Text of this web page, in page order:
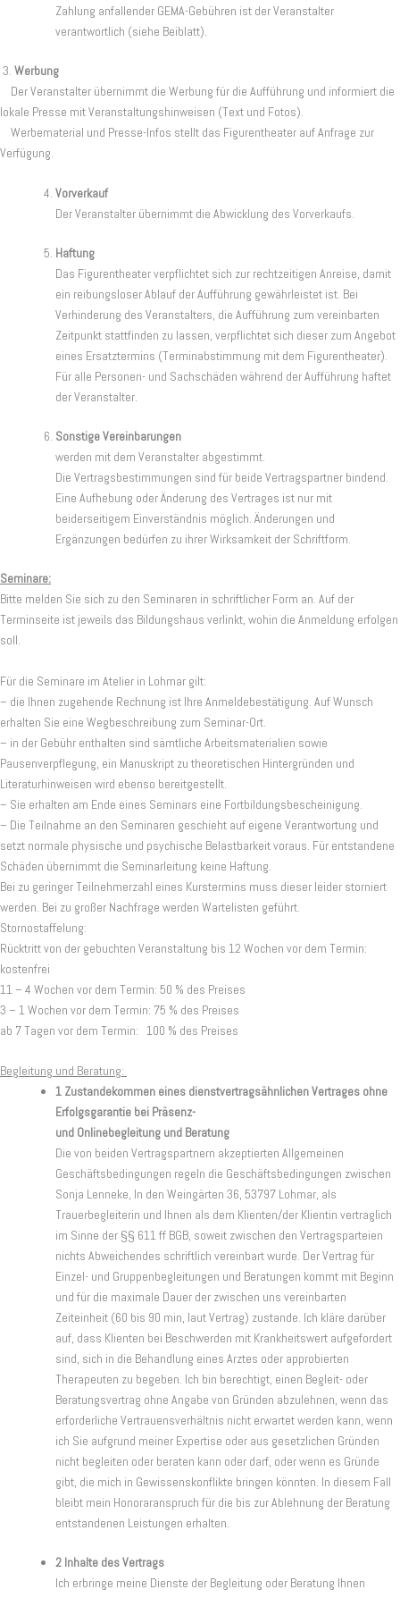
Zahlung anfallender GEMA-Gebühren ist der Veranstalter
verantwortlich (siehe Beiblatt).
3. Werbung
Der Veranstalter übernimmt die Werbung für die Aufführung und informiert die
lokale Presse mit Veranstaltungshinweisen (Text und Fotos).
Werbematerial und Presse-Infos stellt das Figurentheater auf Anfrage zur
Verfügung.
Vorverkauf
Der Veranstalter übernimmt die Abwicklung des Vorverkaufs.
Haftung
Das Figurentheater verpflichtet sich zur rechtzeitigen Anreise, damit
ein reibungsloser Ablauf der Aufführung gewährleistet ist. Bei
Verhinderung des Veranstalters, die Aufführung zum vereinbarten
Zeitpunkt stattfinden zu lassen, verpflichtet sich dieser zum Angebot
eines Ersatztermins (Terminabstimmung mit dem Figurentheater).
Für alle Personen- und Sachschäden während der Aufführung haftet
der Veranstalter.
Sonstige Vereinbarungen
werden mit dem Veranstalter abgestimmt.
Die Vertragsbestimmungen sind für beide Vertragspartner bindend.
Eine Aufhebung oder Änderung des Vertrages ist nur mit
beiderseitigem Einverständnis möglich. Änderungen und
Ergänzungen bedürfen zu ihrer Wirksamkeit der Schriftform.
Seminare:
Bitte melden Sie sich zu den Seminaren in schriftlicher Form an. Auf der
Terminseite ist jeweils das Bildungshaus verlinkt, wohin die Anmeldung erfolgen
soll.
Für die Seminare im Atelier in Lohmar gilt:
– die Ihnen zugehende Rechnung ist Ihre Anmeldebestätigung. Auf Wunsch
erhalten Sie eine Wegbeschreibung zum Seminar-Ort.
– in der Gebühr enthalten sind sämtliche Arbeitsmaterialien sowie
Pausenverpflegung, ein Manuskript zu theoretischen Hintergründen und
Literaturhinweisen wird ebenso bereitgestellt.
– Sie erhalten am Ende eines Seminars eine Fortbildungsbescheinigung.
– Die Teilnahme an den Seminaren geschieht auf eigene Verantwortung und
setzt normale physische und psychische Belastbarkeit voraus. Für entstandene
Schäden übernimmt die Seminarleitung keine Haftung.
Bei zu geringer Teilnehmerzahl eines Kurstermins muss dieser leider storniert
werden. Bei zu großer Nachfrage werden Wartelisten geführt.
Stornostaffelung:
Rücktritt von der gebuchten Veranstaltung bis 12 Wochen vor dem Termin:
kostenfrei
11 – 4 Wochen vor dem Termin: 50 % des Preises
3 – 1 Wochen vor dem Termin: 75 % des Preises
ab 7 Tagen vor dem Termin: 100 % des Preises
Begleitung und Beratung:
1 Zustandekommen eines dienstvertragsähnlichen Vertrages ohne
Erfolgsgarantie bei Präsenz-
und Onlinebegleitung und Beratung
Die von beiden Vertragspartnern akzeptierten Allgemeinen
Geschäftsbedingungen regeln die Geschäftsbedingungen zwischen
Sonja Lenneke, In den Weingärten 36, 53797 Lohmar, als
Trauerbegleiterin und Ihnen als dem Klienten/der Klientin vertraglich
im Sinne der §§ 611 ff BGB, soweit zwischen den Vertragsparteien
nichts Abweichendes schriftlich vereinbart wurde. Der Vertrag für
Einzel- und Gruppenbegleitungen und Beratungen kommt mit Beginn
und für die maximale Dauer der zwischen uns vereinbarten
Zeiteinheit (60 bis 90 min, laut Vertrag) zustande. Ich kläre darüber
auf, dass Klienten bei Beschwerden mit Krankheitswert aufgefordert
sind, sich in die Behandlung eines Arztes oder approbierten
Therapeuten zu begeben. Ich bin berechtigt, einen Begleit- oder
Beratungsvertrag ohne Angabe von Gründen abzulehnen, wenn das
erforderliche Vertrauensverhältnis nicht erwartet werden kann, wenn
ich Sie aufgrund meiner Expertise oder aus gesetzlichen Gründen
nicht begleiten oder beraten kann oder darf, oder wenn es Gründe
gibt, die mich in Gewissenskonflikte bringen könnten. In diesem Fall
bleibt mein Honoraranspruch für die bis zur Ablehnung der Beratung
entstandenen Leistungen erhalten.
2 Inhalte des Vertrags
Ich erbringe meine Dienste der Begleitung oder Beratung Ihnen